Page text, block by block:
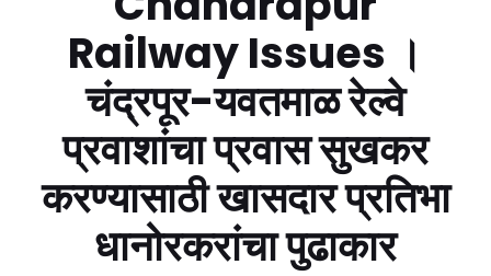
Railway Issues ।
चंद्रपूर-यवतमाळ रेल्वे
प्रवाशांचा प्रवास सुखकर
करण्यासाठी खासदार प्रतिभा
धानोरकरांचा पुढाकार